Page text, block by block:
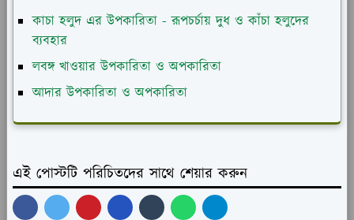
কাচা হলুদ এর উপকারিতা - রূপচর্চায় দুধ ও কাঁচা হলুদের
ব্যবহার
লবঙ্গ খাওয়ার উপকারিতা ও অপকারিতা
আদার উপকারিতা ও অপকারিতা
এই পোস্টটি পরিচিতদের সাথে শেয়ার করুন